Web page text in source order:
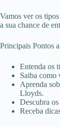
Vamos ver os
a sua chance de
Principais Pontos
Entenda os
Saiba como
Aprenda
Lloyds.
Descubra
Receba